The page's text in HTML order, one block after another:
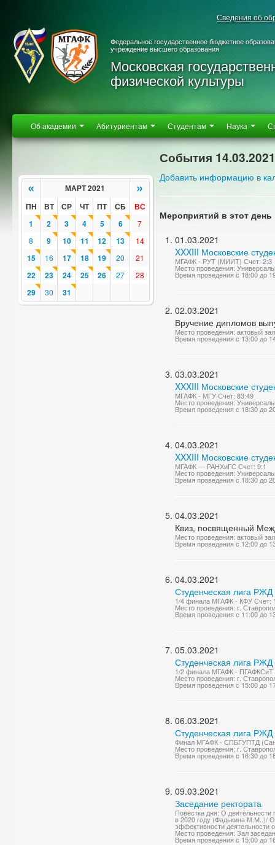
Сведения об
Федеральное государственное бюджетное
учреждение высшего образования
Московская
физической культуры
Об академии Абитуриентам Студентам Наука
« МАРТ 2021 »
ПН ВТ СР ЧТ ПТ СБ
ВС
1
2 3 4 5 6
7
8
9 10 11 12 13 14
15 16 17 18 19 20 21
22 23 24 25 26 27 28
29 30 31
События 14.03.2021
Добавить информацию в
Мероприятий в этот день
01.03.2021
XXXIII Московские
МГАФК - РУТ (МИИТ) Счет: 2:3
Место проведения:
Время проведения с 18:00 до
02.03.2021
Вручение дипломов
Место проведения: актовый
Время проведения с 13:00 до
03.03.2021
XXXIII Московские
МГАФК - МГУ Счет: 83:49
Место проведения:
Время проведения с 18:30 до
04.03.2021
XXXIII Московские
МГАФК — РАНХиГС Счет: 9:1
Место проведения:
Время проведения с 18:30 до
04.03.2021
Квиз, посвященный
Место проведения: актовый
Время проведения с 12:00 до
04.03.2021
Студенческая лига
1/4 финала МГАФК - КФУ Счет:
Место проведения: г.
Время проведения с 11:00 до
05.03.2021
Студенческая лига
1/2 финала МГАФК - ПГАФКСиТ
Место проведения: г.
Время проведения с 15:00 до
06.03.2021
Студенческая лига
Финал МГАФК - СПБГУПТД
Место проведения: г.
Время проведения с 16:30 до
09.03.2021
Заседание ректората
Повестка дня: О деятельности
в 2020 году (Фадькина М.М..)/
эффективности деятельности
Место проведения: Зал
Время проведения с 15:00 до